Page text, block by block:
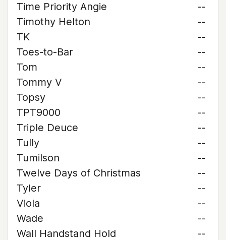
Time Priority Angie
--
Timothy Helton
--
TK
--
Toes-to-Bar
--
Tom
--
Tommy V
--
Topsy
--
TPT9000
--
Triple Deuce
--
Tully
--
Tumilson
--
Twelve Days of Christmas
--
Tyler
--
Viola
--
Wade
--
Wall Handstand Hold
--